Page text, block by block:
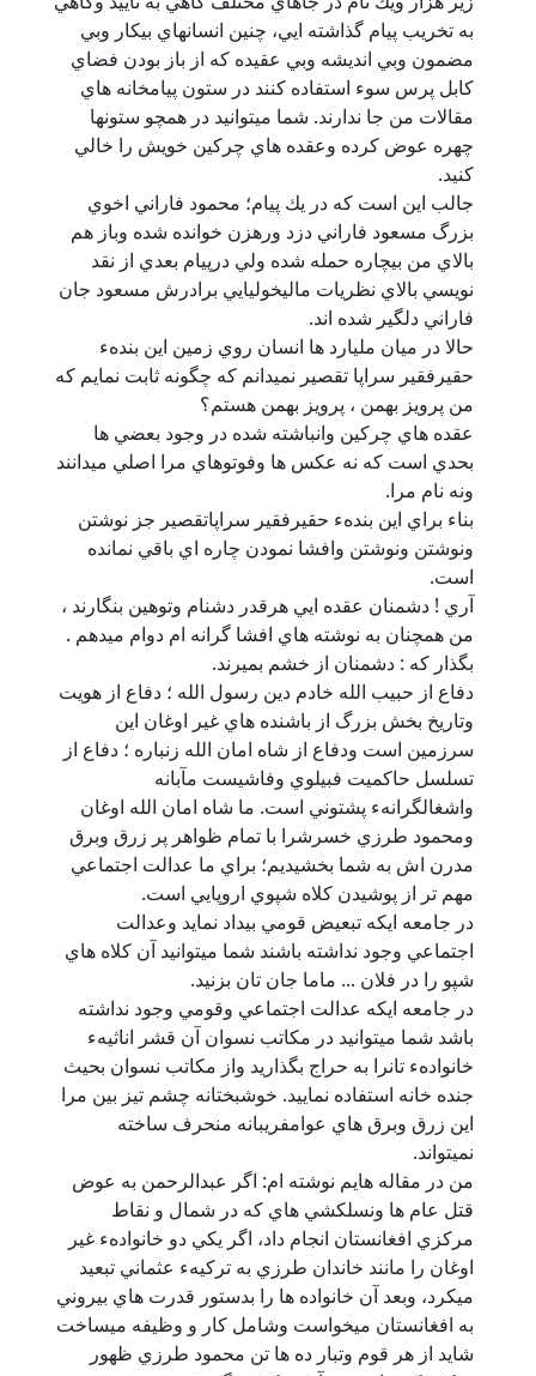
به تخريب پيام گذاشته ايي، چنين انسانهاي بيكار وبي
مضمون وبي انديشه وبي عقيده كه از باز بودن فضاي
كابل پرس سوء استفاده كنند در ستون پيامخانه هاي
مقالات من جا ندارند. شما ميتوانيد در همچو ستونها
چهره عوض كرده وعقده هاي چركين خويش را خالي
كنيد.
جالب اين است كه در يك پيام؛ محمود فاراني اخوي
بزرگ مسعود فاراني دزد ورهزن خوانده شده وباز هم
بالاي من بيچاره حمله شده ولي درپيام بعدي از نقد
نويسي بالاي نظريات ماليخوليايي برادرش مسعود جان
فاراني دلگير شده اند.
حالا در ميان مليارد ها انسان روي زمين اين بندهء
حقيرفقير سراپا تقصير نميدانم كه چگونه ثابت نمايم كه
من پرويز بهمن ، پرويز بهمن هستم؟
عقده هاي چركين وانباشته شده در وجود بعضي ها
بحدي است كه نه عكس ها وفوتوهاي مرا اصلي ميدانند
ونه نام مرا.
بناء براي اين بندهء حقيرفقير سراپاتقصير جز نوشتن
ونوشتن ونوشتن وافشا نمودن چاره اي باقي نمانده
است.
آري ! دشمنان عقده ايي هرقدر دشنام وتوهين بنگارند ،
من همچنان به نوشته هاي افشا گرانه ام دوام ميدهم .
بگذار كه : دشمنان از خشم بميرند.
دفاع از حبيب الله خادم دين رسول الله ؛ دفاع از هويت
وتاريخ بخش بزرگ از باشنده هاي غير اوغان اين
سرزمين است ودفاع از شاه امان الله زنباره ؛ دفاع از
تسلسل حاكميت فبيلوي وفاشيست مآبانه
واشغالگرانهء پشتوني است. ما شاه امان الله اوغان
ومحمود طرزي خسرشرا با تمام ظواهر پر زرق وبرق
مدرن اش به شما بخشيديم؛ براي ما عدالت اجتماعي
مهم تر از پوشيدن كلاه شپوي اروپايي است.
در جامعه ايكه تبعيض قومي بيداد نمايد وعدالت
اجتماعي وجود نداشته باشند شما ميتوانيد آن كلاه هاي
شپو را در فلان ... ماما جان تان بزنيد.
در جامعه ايكه عدالت اجتماعي وقومي وجود نداشته
باشد شما ميتوانيد در مكاتب نسوان آن قشر اناثيهء
خانوادهء تانرا به حراج بگذاريد واز مكاتب نسوان بحيث
جنده خانه استفاده نماييد. خوشبختانه چشم تيز بين مرا
اين زرق وبرق هاي عوامفريبانه منحرف ساخته
نميتواند.
من در مقاله هايم نوشته ام: اگر عبدالرحمن به عوض
قتل عام ها ونسلكشي هاي كه در شمال و نقاط
مركزي افغانستان انجام داد، اگر يكي دو خانوادهء غير
اوغان را مانند خاندان طرزي به تركيهء عثماني تبعيد
ميكرد، وبعد آن خانواده ها را بدستور قدرت هاي بيروني
به افغانستان ميخواست وشامل كار و وظيفه ميساخت
شايد از هر قوم وتبار ده ها تن محمود طرزي ظهور